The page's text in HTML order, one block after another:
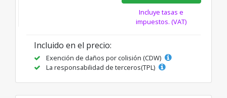
Incluye tasas e
impuestos. (VAT)
Incluido en el precio:
Exención de daños por colisión (CDW)
La responsabilidad de terceros(TPL)